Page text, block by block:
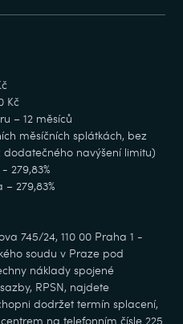
Kč
– 12 měsíců
měsíčních splátkách, bez
navýšení limitu)
279,83%
279,83%
745/24, 110 00 Praha 1 -
soudu v Praze pod
náklady spojené
RPSN, najdete
dodržet termín splacení,
na telefonním čísle 225